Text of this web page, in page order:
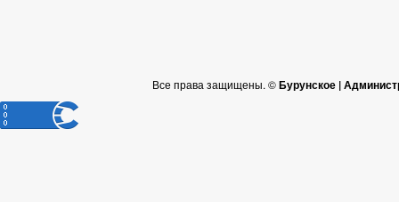
Все права защищены. ©Бурунское |